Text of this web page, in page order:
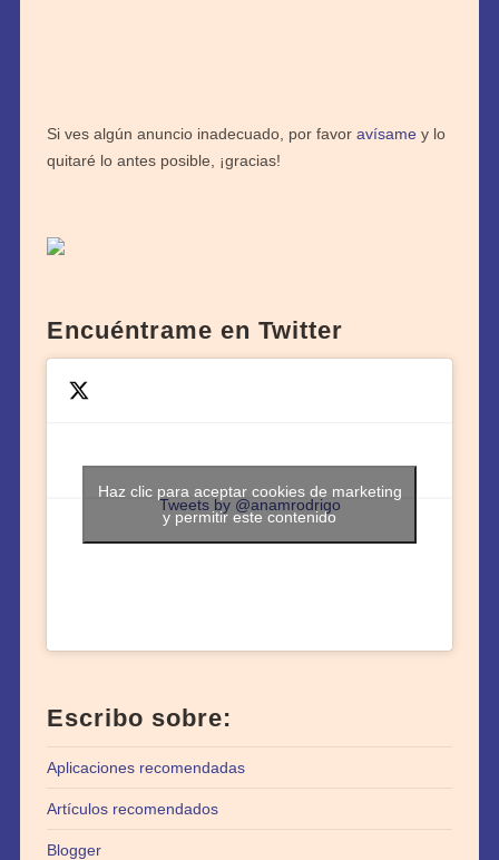
Si ves algún anuncio inadecuado, por favor avísamey lo
quitaré lo antes posible, ¡gracias!
Encuéntrame en Twitter
Tweets by @anamrodrigo
Haz clic para aceptar cookies de marketing
y permitir este contenido
Escribo sobre:
Aplicaciones recomendadas
Artículos recomendados
Blogger